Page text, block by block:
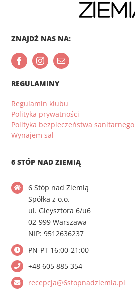
ZNAJDŹ NAS NA:
REGULAMINY
Regulamin klubu
Polityka prywatności
Polityka bezpieczeństwa sanitarnego
Wynajem sal
6 STÓP NAD ZIEMIĄ
6 Stóp nad Ziemią
Spółka z o.o.
ul. Gieysztora 6/u6
02-999 Warszawa
NIP: 9512636237
PN-PT 16:00-21:00
+48 605 885 354
recepcja@6stopnadziemia.pl